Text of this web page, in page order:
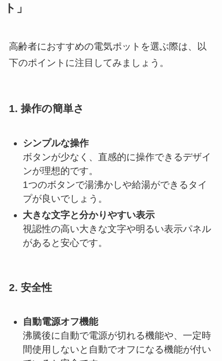
ト」
高齢者におすすめの電気ポットを選ぶ際は、以
下のポイントに注目してみましょう。
1. 操作の簡単さ
シンプルな操作
ボタンが少なく、直感的に操作できるデザイ
ンが理想的です。
1つのボタンで湯沸かしや給湯ができるタイ
プが良いでしょう。
大きな文字と分かりやすい表示
視認性の高い大きな文字や明るい表示パネル
があると安心です。
2. 安全性
自動電源オフ機能
沸騰後に自動で電源が切れる機能や、一定時
間使用しないと自動でオフになる機能が付い